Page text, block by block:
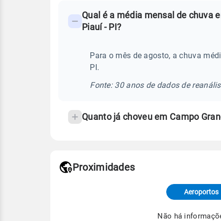
Perguntas
Qual é a média mensal de chuva
Piauí - PI?
Para o mês de agosto, a chuva
PI.
Fonte: 30 anos de dados de
Quanto já choveu em Campo
de Tempo e Estudos Climáticos
Proximidades
Aeroportos
Não há